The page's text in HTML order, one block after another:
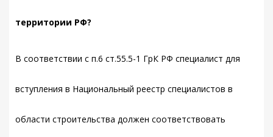
территории РФ?
В соответствии с п.6 ст.55.5-1 ГрК РФ специалист для
вступления в Национальный реестр специалистов в
области строительства должен соответствовать